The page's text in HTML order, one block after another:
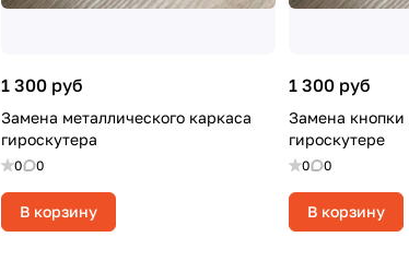
1 300 руб
Замена металлического каркаса
гироскутера
0 0
В корзину
1 300 руб
Замена
гироскутере
0 0
В корзину